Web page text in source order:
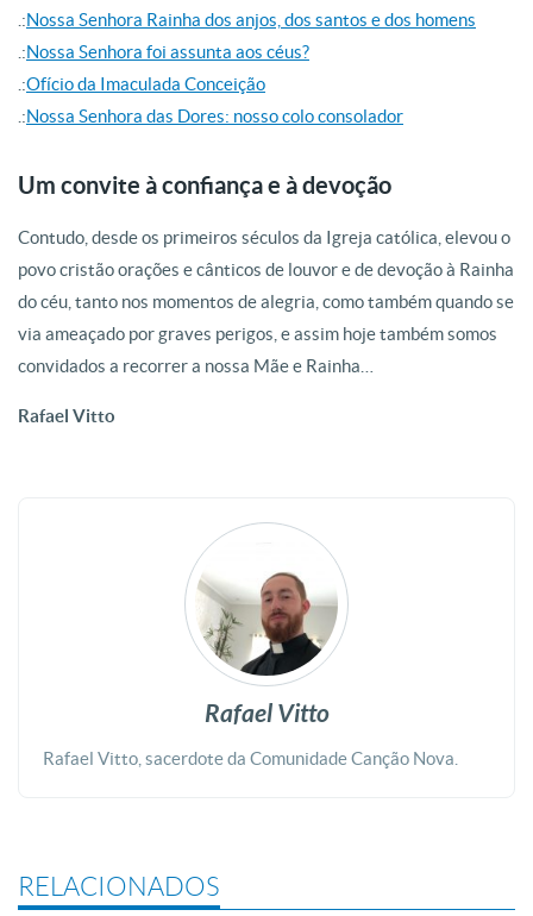
.:Nossa Senhora Rainha dos anjos, dos santos e dos homens
.:Nossa Senhora foi assunta aos céus?
.:Ofício da Imaculada Conceição
.:Nossa Senhora das Dores: nosso colo consolador
Um convite à confiança e à devoção
Contudo, desde os primeiros séculos da Igreja católica, elevou o
povo cristão orações e cânticos de louvor e de devoção à Rainha
do céu, tanto nos momentos de alegria, como também quando se
via ameaçado por graves perigos, e assim hoje também somos
convidados a recorrer a nossa Mãe e Rainha…
Rafael Vitto
Rafael Vitto
Rafael Vitto, sacerdote da Comunidade Canção Nova.
RELACIONADOS